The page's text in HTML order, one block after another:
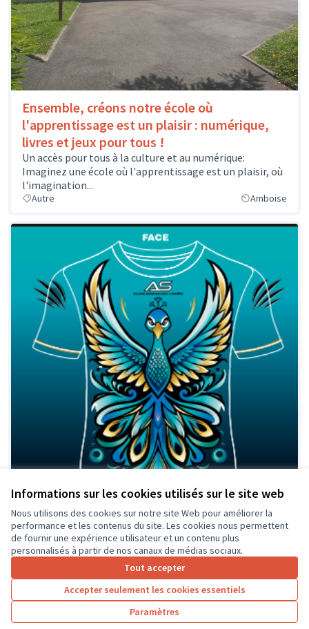
Informations sur les cookies utilisés sur le site web
Nous utilisons des cookies sur notre site Web pour améliorer la
performance et les contenus du site. Les cookies nous permettent
de fournir une expérience utilisateur et un contenu plus
personnalisés à partir de nos canaux de médias sociaux.
Tout accepter
Accepter seulement les cookies essentiels
Paramètres
Ensemble, créons notre école où
l'apprentissage est un plaisir : numérique,
livres et jeux pour tous !
Un accès pour tous à la culture et au numérique:
Imaginez une école où l'apprentissage est un plaisir, où
l'imagination...
Autre Amboise
Création de maillots pour l'AS du collége
malraux.
L'AS du collège André Malraux a le plaisir de vous
annoncer notre projet de renouveler les maillots de
notre association...